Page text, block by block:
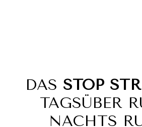
DAS STOP
TAGSÜBER
NACHTS